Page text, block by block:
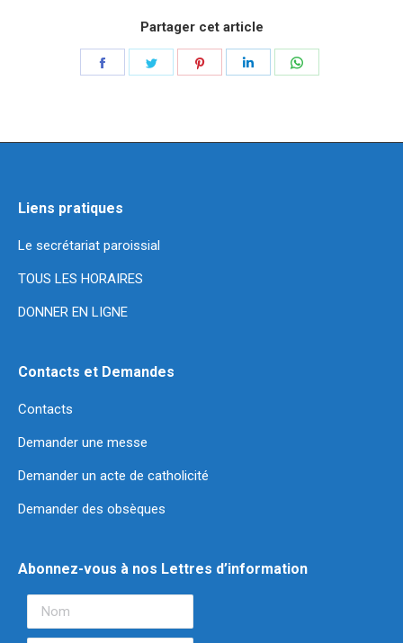
Partager cet article
Liens pratiques
Le secrétariat paroissial
TOUS LES HORAIRES
DONNER EN LIGNE
Contacts et Demandes
Contacts
Demander une messe
Demander un acte de catholicité
Demander des obsèques
Abonnez-vous à nos Lettres d’information